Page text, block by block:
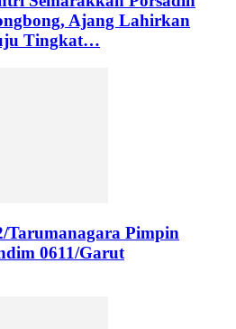
Ajang Lahirkan
Tingkat…
Tarumanagara Pimpin
0611/Garut